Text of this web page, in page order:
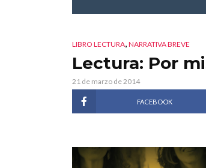
LIBRO LECTURA, NARRATIVA BREVE
Lectura: Por
21 de marzo de 2014
FACEBOOK